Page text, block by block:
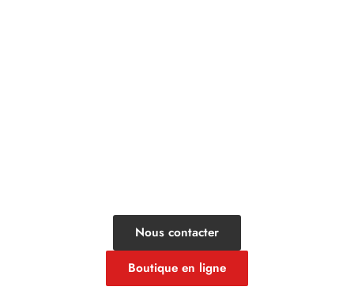
Nous contacter
Boutique en ligne